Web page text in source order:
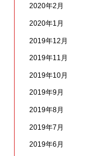
2020年2月
2020年1月
2019年12月
2019年11月
2019年10月
2019年9月
2019年8月
2019年7月
2019年6月